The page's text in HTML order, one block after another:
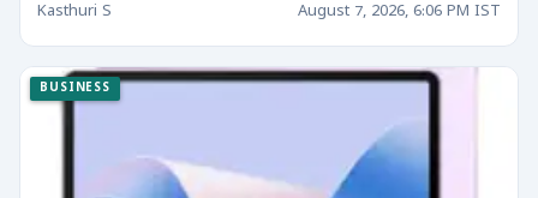
Kasthuri S August 7, 2026, 6:06 PM IST
BUSINESS